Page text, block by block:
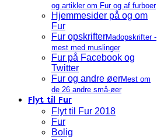
og artikler om Fur og af furboer
Hjemmesider på og om
Fur
Fur opskrifterMadopskrifter -
mest med muslinger
Fur på Facebook og
Twitter
Fur og andre øerMest om
de 26 andre små-øer
Flyt til Fur
Flyt til Fur 2018
Fur
Bolig